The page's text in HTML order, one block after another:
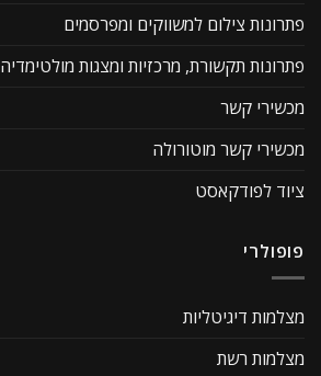
פתרונות צילום למשווקים ומפרסמים
פתרונות תקשורת, מרכזיות ומצגות מולטימדיה
מכשירי קשר
מכשירי קשר מוטורולה
ציוד לפודקאסט
פופולרי
מצלמות דיגיטליות
מצלמות רשת